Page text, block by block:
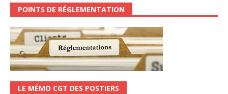
POINTS DE RÉGLEMENTATION
LE MÉMO CGT DES POSTIERS